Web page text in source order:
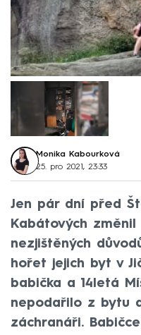
Monika Kabourková
25. pro 2021, 23:33
Jen pár dní před
Kabátových
nezjištěných
hořet jejich byt v
babička a 14letá
nepodařilo z bytu
záchranáři.